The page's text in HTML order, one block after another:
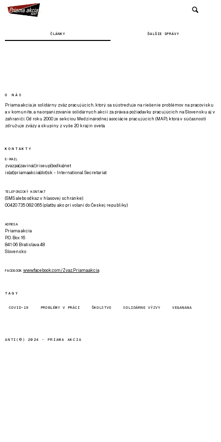
ČLÁNKY ĎALŠIE SPRÁVY
O NÁS
Priama akcia je solidárny zväz pracujúcich, ktorý sa sústreďuje na riešenie problémov na pracovisku
a v komunite, a na organizovanie solidárnych akcií za práva a požiadavky pracujúcich na Slovensku aj v
zahraničí. Od roku 2000 je sekciou Medzinárodnej asociácie pracujúcich (MAP), ktorá v súčasnosti
združuje zväzy a skupiny z vyše 20 krajín sveta.
KONTAKTY
E-MAIL
zvazpa(zavináč)riseup(bodka)net
is(at)priamaakcia(dot)sk - International Secretariat
TELEFONICKÝ KONTAKT
(SMS alebo odkaz v hlasovej schránke):
00420 735 082 065 (platby ako pri volaní do Českej republiky)
ADRESA
Priama akcia
P.O. Box 16
841 06 Bratislava 48
Slovensko
FACEBOOK www.facebook.com/Zvaz.Priama.akcia
TAGY
COVID-19 PROBLÉMY V PRÁCI ŠKOLSTVO SOLIDÁRNE VÝZVY VEGANANA
ANTI(©) 2024 - PRIAMA AKCIA